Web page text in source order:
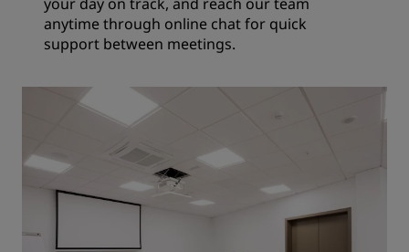
anytime through online chat for quick
support between meetings.